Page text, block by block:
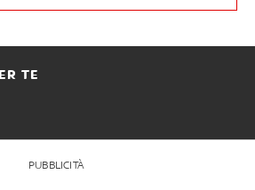
TE
PUBBLICITÀ